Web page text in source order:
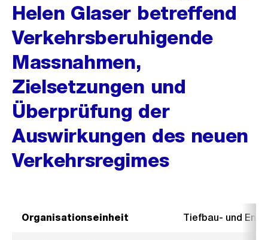
Helen Glaser betreffend
Verkehrsberuhigende
Massnahmen,
Zielsetzungen und
Überprüfung der
Auswirkungen des neuen
Verkehrsregimes
Organisationseinheit Tiefbau- und